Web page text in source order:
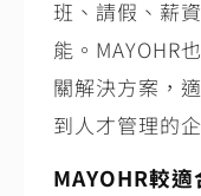
班、請假、薪
能。MAYOHR
關解決方案，
到人才管理的
MAYOHR較適